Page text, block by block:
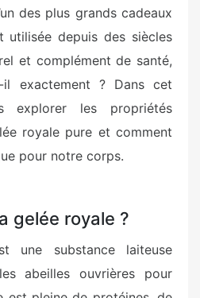
des plus grands cadeaux
utilisée depuis des siècles
et complément de santé,
il exactement ? Dans cet
explorer les propriétés
royale pure et comment
pour notre corps.
gelée royale ?
une substance laiteuse
abeilles ouvrières pour